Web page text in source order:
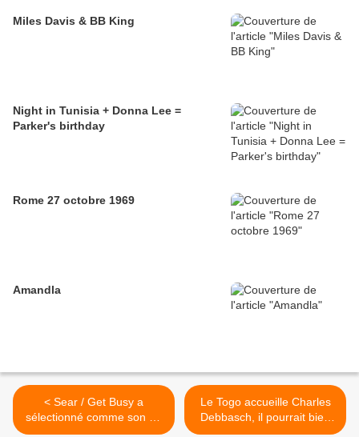
Miles Davis & BB King
Night in Tunisia + Donna Lee =
Parker's birthday
Rome 27 octobre 1969
Amandla
< Sear / Get Busy a
sélectionné comme son du
jour... Semaine Hamilton
Le Togo accueille Charles
Debbasch, il pourrait bien
recevoir des Roms ! >